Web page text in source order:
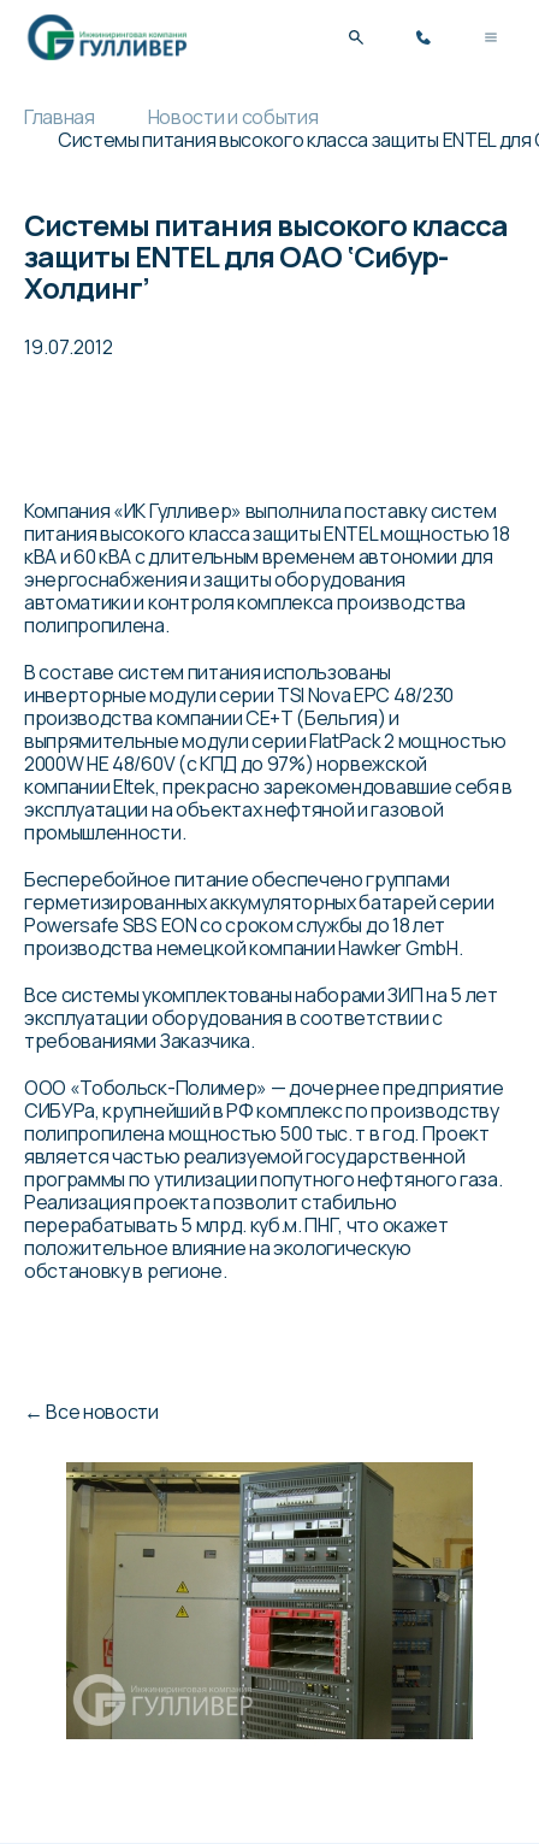
Главная
Новости и события
Cистемы питания высокого класса защиты ENTEL
Cистемы питания высокого класса
защиты ENTEL для ОАО ‘Сибур-
Холдинг’
19.07.2012
Компания «ИК Гулливер» выполнила поставку систем
питания высокого класса защитыENTELмощностью 18
кВА и 60 кВА с длительным временем автономии для
энергоснабжения и защиты оборудования
автоматики и контроля комплекса производства
полипропилена.
В составе систем питания использованы
инверторные модули серии TSI Nova EPC 48/230
производства компании СE+T(Бельгия) и
выпрямительные модули серии FlatPack 2 мощностью
2000W HE 48/60V (с КПД до 97%) норвежской
компанииEltek, прекрасно зарекомендовавшие себя в
эксплуатации на объектах нефтяной и газовой
промышленности.
Бесперебойное питание обеспечено группами
герметизированных аккумуляторных батарей серии
Powersafe SBS EONсо сроком службы до 18 лет
производства немецкой компании Hawker GmbH.
Все системы укомплектованы наборами ЗИП на 5 лет
эксплуатации оборудования в соответствии с
требованиями Заказчика.
ООО «Тобольск-Полимер» — дочернее предприятие
СИБУРа, крупнейший в РФ комплекс по производству
полипропилена мощностью 500 тыс. т в год.Проект
является частью реализуемой государственной
программы по утилизации попутного нефтяного газа.
Реализация проекта позволит стабильно
перерабатывать 5 млрд. куб.м. ПНГ, что окажет
положительное влияние на экологическую
обстановку в регионе.
←Все новости